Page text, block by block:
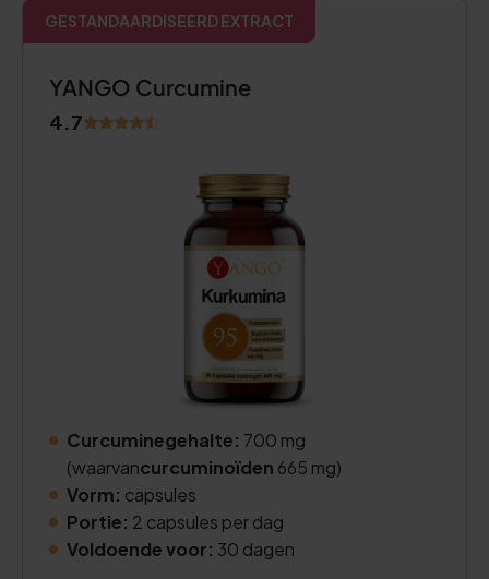
GESTANDAARDISEERD EXTRACT
YANGO Curcumine
4.7
Curcuminegehalte: 700 mg
(waarvancurcuminoïden 665 mg)
Vorm: capsules
Portie: 2 capsules per dag
Voldoende voor: 30 dagen